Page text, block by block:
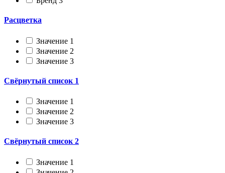
Расцветка
Значение 1
Значение 2
Значение 3
Свёрнутый список 1
Значение 1
Значение 2
Значение 3
Свёрнутый список 2
Значение 1